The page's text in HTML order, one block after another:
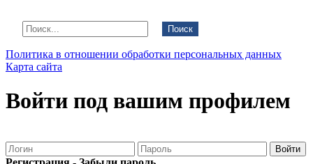
Поиск
Политика в отношении обработки персональных данных
Карта сайта
Войти под вашим профилем